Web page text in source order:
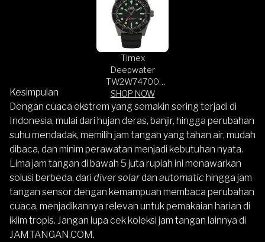
Timex
Deepwater
TW2W74700
Reef 200 Black
Pattern Dial
Black Rubber
Strap
SHOP NOW
Kesimpulan
Dengan cuaca ekstrem yang semakin sering terjadi di
Indonesia, mulai dari hujan deras, banjir, hingga perubahan
suhu mendadak, memilih jam tangan yang tahan air, mudah
dibaca, dan minim perawatan menjadi kebutuhan nyata.
Lima jam tangan di bawah 5 juta rupiah ini menawarkan
solusi berbeda, dari diver solardan automatic hingga jam
tangan sensor dengan kemampuan membaca perubahan
cuaca, menjadikannya relevan untuk pemakaian harian di
iklim tropis. Jangan lupa cek koleksi jam tangan lainnya di
JAMTANGAN.COM.